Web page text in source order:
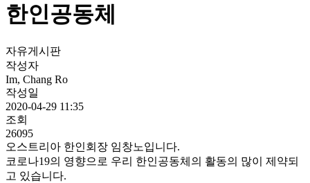
한인공동체
자유게시판
작성자
Im, Chang Ro
작성일
2020-04-29 11:35
조회
26095
오스트리아 한인회장 임창노입니다.
코로나19의 영향으로 우리 한인공동체의 활동의 많이 제약되
고 있습니다.